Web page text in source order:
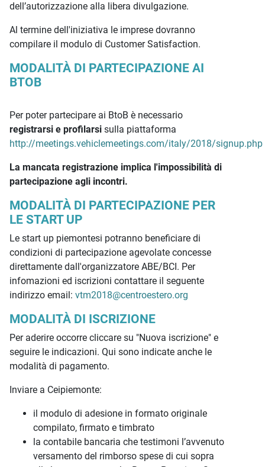
dell’autorizzazione alla libera divulgazione.
Al termine dell'iniziativa le imprese dovranno
compilare il modulo di Customer Satisfaction.
MODALITÀ DI PARTECIPAZIONE AI
BTOB
Per poter partecipare ai BtoB è necessario
registrarsi e profilarsi sulla piattaforma
http://meetings.vehiclemeetings.com/italy/2018/signup.php
La mancata registrazione implica l'impossibilità di
partecipazione agli incontri.
MODALITÀ DI PARTECIPAZIONE PER
LE START UP
Le start up piemontesi potranno beneficiare di
condizioni di partecipazione agevolate concesse
direttamente dall'organizzatore ABE/BCI. Per
infomazioni ed iscrizioni contattare il seguente
indirizzo email: vtm2018@centroestero.org
MODALITÀ DI ISCRIZIONE
Per aderire occorre cliccare su "Nuova iscrizione" e
seguire le indicazioni. Qui sono indicate anche le
modalità di pagamento.
Inviare a Ceipiemonte:
il modulo di adesione in formato originale
compilato, firmato e timbrato
la contabile bancaria che testimoni l’avvenuto
versamento del rimborso spese di cui sopra